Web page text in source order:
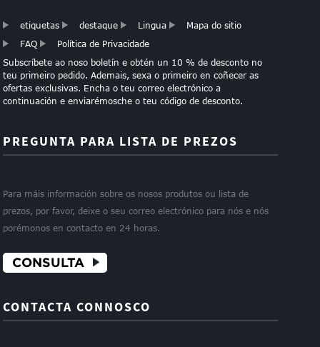
etiquetas destaque Lingua
Mapa do sitio
FAQ
Política de Privacidade
Subscríbete ao noso boletín e obtén un 10 % de desconto no
teu primeiro pedido. Ademais, sexa o primeiro en coñecer as
ofertas exclusivas. Encha o teu correo electrónico a
continuación e enviarémosche o teu código de desconto.
PREGUNTA PARA LISTA DE PREZOS
Para máis información sobre os nosos produtos ou lista de
prezos, por favor, deixe o seu correo electrónico para nós e nós
porémonos en contacto en 24 horas.
CONSULTA
CONTACTA CONNOSCO